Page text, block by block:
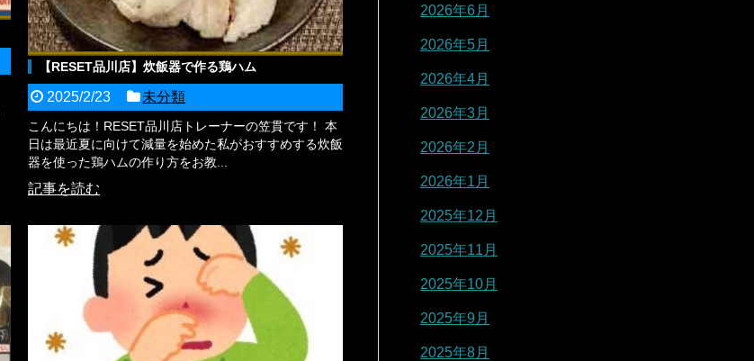
【RESET品川店】炊飯器で作る鶏ハム
2025/2/23 未分類
こんにちは！RESET品川店トレーナーの笠貫です！ 本
日は最近夏に向けて減量を始めた私がおすすめする炊飯
器を使った鶏ハムの作り方をお教...
記事を読む
2026年6月
2026年5月
2026年4月
2026年3月
2026年2月
2026年1月
2025年12月
2025年11月
2025年10月
2025年9月
2025年8月